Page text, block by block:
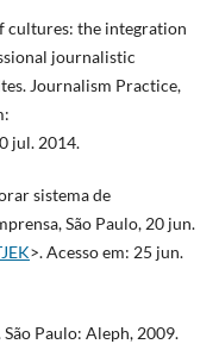
cultures: the integration
journalistic
Journalism Practice,
jul. 2014.
sistema de
São Paulo, 20 jun.
>. Acesso em: 25 jun.
Paulo: Aleph, 2009.